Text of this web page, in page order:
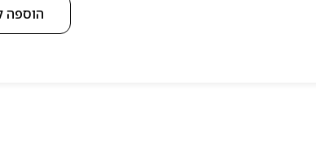
הוספה